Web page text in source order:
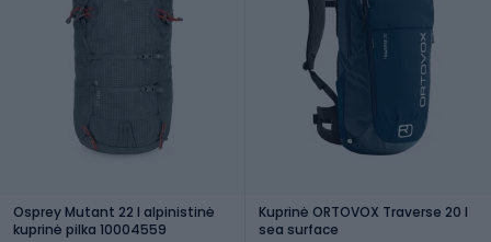
Osprey Mutant 22 l alpinistinė
kuprinė pilka 10004559
Kuprinė ORTOVOX Traverse 20 l
sea surface